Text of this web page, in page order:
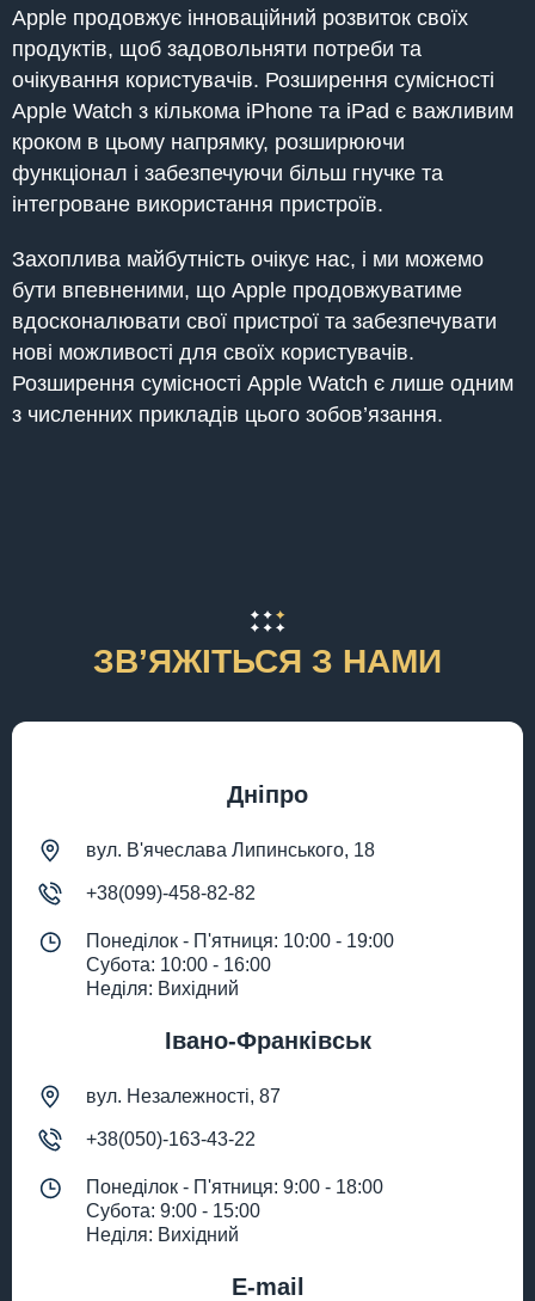
Apple продовжує інноваційний розвиток своїх
продуктів, щоб задовольняти потреби та
очікування користувачів. Розширення сумісності
Apple Watch з кількома iPhone та iPad є важливим
кроком в цьому напрямку, розширюючи
функціонал і забезпечуючи більш гнучке та
інтегроване використання пристроїв.
Захоплива майбутність очікує нас, і ми можемо
бути впевненими, що Apple продовжуватиме
вдосконалювати свої пристрої та забезпечувати
нові можливості для своїх користувачів.
Розширення сумісності Apple Watch є лише одним
з численних прикладів цього зобов’язання.
ЗВʼЯЖІТЬСЯ З НАМИ
Дніпро
вул. В'ячеслава Липинського, 18
+38(099)-458-82-82
Понеділок - П'ятниця: 10:00 - 19:00
Субота: 10:00 - 16:00
Неділя: Вихідний
Івано-Франківськ
вул. Незалежності, 87
+38(050)-163-43-22
Понеділок - П'ятниця: 9:00 - 18:00
Субота: 9:00 - 15:00
Неділя: Вихідний
E-mail